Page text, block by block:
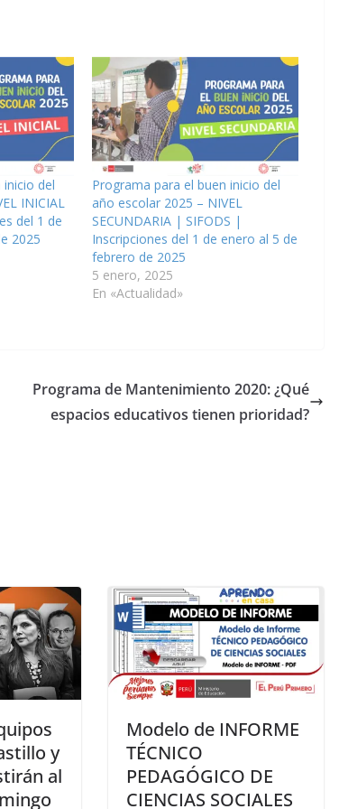
del
INICIAL
del 1 de
2025
Programa para el buen inicio del
año escolar 2025 – NIVEL
SECUNDARIA | SIFODS |
Inscripciones del 1 de enero al 5 de
febrero de 2025
5 enero, 2025
En «Actualidad»
Programa de Mantenimiento 2020: ¿Qué
espacios educativos tienen prioridad?
y
al
Modelo de INFORME
TÉCNICO
PEDAGÓGICO DE
CIENCIAS SOCIALES